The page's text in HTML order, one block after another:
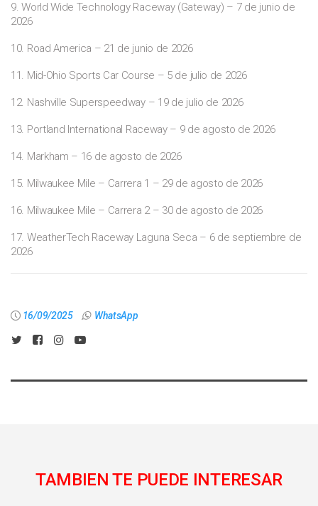
9. World Wide Technology Raceway (Gateway) – 7 de junio de
2026
10. Road America – 21 de junio de 2026
11. Mid-Ohio Sports Car Course – 5 de julio de 2026
12. Nashville Superspeedway – 19 de julio de 2026
13. Portland International Raceway – 9 de agosto de 2026
14. Markham – 16 de agosto de 2026
15. Milwaukee Mile – Carrera 1 – 29 de agosto de 2026
16. Milwaukee Mile – Carrera 2 – 30 de agosto de 2026
17. WeatherTech Raceway Laguna Seca – 6 de septiembre de
2026
16/09/2025 WhatsApp
TAMBIEN TE PUEDE INTERESAR